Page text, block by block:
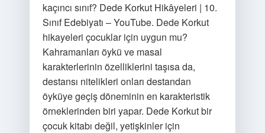
kaçıncı sınıf? Dede Korkut Hikâyeleri | 10.
Sınıf Edebiyatı – YouTube. Dede Korkut
hikayeleri çocuklar için uygun mu?
Kahramanları öykü ve masal
karakterlerinin özelliklerini taşısa da,
destansı nitelikleri onları destandan
öyküye geçiş döneminin en karakteristik
örneklerinden biri yapar. Dede Korkut bir
çocuk kitabı değil, yetişkinler için